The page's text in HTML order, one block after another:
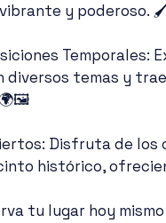
y poderoso.
Temporales:
diversos temas y
Disfruta de los
histórico,
tu lugar hoy